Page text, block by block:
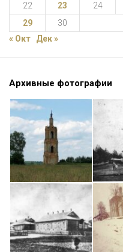
22
23 24
29
30
« Окт
Дек »
Архивные фотографии